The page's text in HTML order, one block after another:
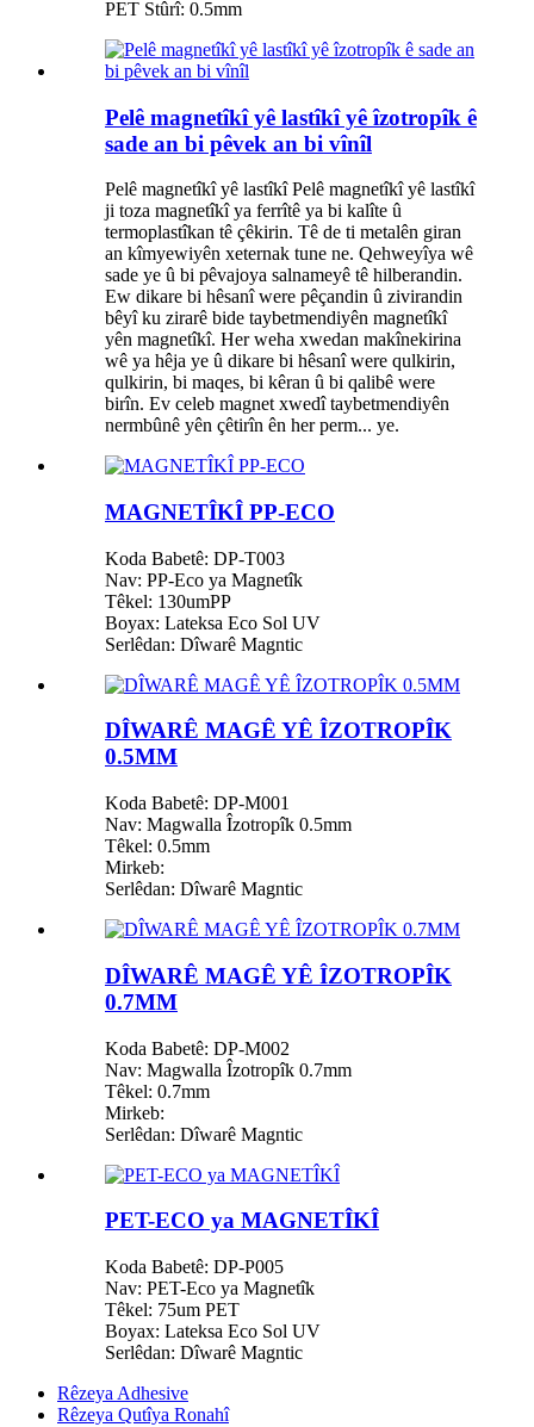
PET Stûrî: 0.5mm
Pelê magnetîkî yê lastîkî yê îzotropîk ê
sade an bi pêvek an bi vînîl
Pelê magnetîkî yê lastîkî Pelê magnetîkî yê lastîkî
ji toza magnetîkî ya ferrîtê ya bi kalîte û
termoplastîkan tê çêkirin. Tê de ti metalên giran
an kîmyewiyên xeternak tune ne. Qehweyîya wê
sade ye û bi pêvajoya salnameyê tê hilberandin.
Ew dikare bi hêsanî were pêçandin û zivirandin
bêyî ku zirarê bide taybetmendiyên magnetîkî
yên magnetîkî. Her weha xwedan makînekirina
wê ya hêja ye û dikare bi hêsanî were qulkirin,
qulkirin, bi maqes, bi kêran û bi qalibê were
birîn. Ev celeb magnet xwedî taybetmendiyên
nermbûnê yên çêtirîn ên her perm... ye.
MAGNETÎKÎ PP-ECO
Koda Babetê: DP-T003
Nav: PP-Eco ya Magnetîk
Têkel: 130umPP
Boyax: Lateksa Eco Sol UV
Serlêdan: Dîwarê Magntic
DÎWARÊ MAGÊ YÊ ÎZOTROPÎK
0.5MM
Koda Babetê: DP-M001
Nav: Magwalla Îzotropîk 0.5mm
Têkel: 0.5mm
Mirkeb:
Serlêdan: Dîwarê Magntic
DÎWARÊ MAGÊ YÊ ÎZOTROPÎK
0.7MM
Koda Babetê: DP-M002
Nav: Magwalla Îzotropîk 0.7mm
Têkel: 0.7mm
Mirkeb:
Serlêdan: Dîwarê Magntic
PET-ECO ya MAGNETÎKÎ
Koda Babetê: DP-P005
Nav: PET-Eco ya Magnetîk
Têkel: 75um PET
Boyax: Lateksa Eco Sol UV
Serlêdan: Dîwarê Magntic
Rêzeya Adhesive
Rêzeya Qutîya Ronahî